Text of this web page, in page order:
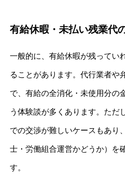
有給休暇・未払い残業代
一般的に、有給休暇が残ってい
ることがあります。代行業者や
で、有給の全消化・未使用分の
う体験談が多くあります。ただ
での交渉が難しいケースもあり
士・労働組合運営かどうか）を
す。